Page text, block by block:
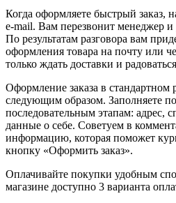
Когда оформляете быстрый
e-mail. Вам перезвонит менеджер и
По результатам разговора вам
оформления товара на почту или
только ждать доставки и
Оформление заказа в стандартном
следующим образом. Заполняете
последовательным этапам: адрес,
данные о себе. Советуем в
информацию, которая поможет
кнопку «Оформить заказ».
Оплачивайте покупки удобным
магазине доступно 3 варианта